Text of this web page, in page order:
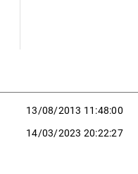
13/08/2013 11:48:00
14/03/2023 20:22:27